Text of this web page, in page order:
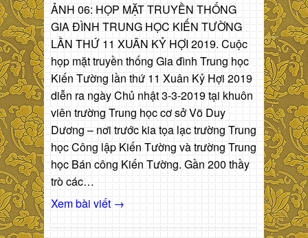
ẢNH 06: HỌP MẶT TRUYỀN THỐNG
GIA ĐÌNH TRUNG HỌC KIẾN TƯỜNG
LẦN THỨ 11 XUÂN KỶ HỢI 2019. Cuộc
họp mặt truyền thống Gia đình Trung học
Kiến Tường lần thứ 11 Xuân Kỷ Hợi 2019
diễn ra ngày Chủ nhật 3-3-2019 tại khuôn
viên trường Trung học cơ sở Võ Duy
Dương – nơi trước kia tọa lạc trường Trung
học Công lập Kiến Tường và trường Trung
học Bán công Kiến Tường. Gần 200 thầy
trò các…
Xem bài viết →